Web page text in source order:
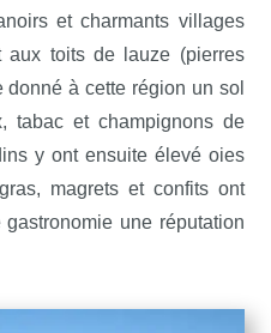
et charmants villages
toits de lauze (pierres
à cette région un sol
tabac et champignons de
y ont ensuite élevé oies
magrets et confits ont
une réputation